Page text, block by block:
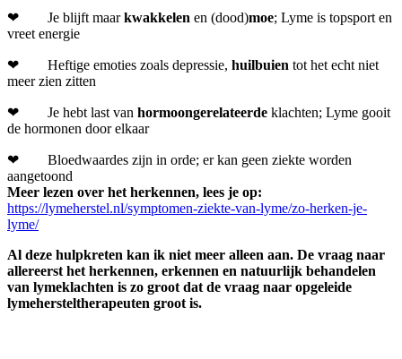
❤ Je blijft maarkwakkelen en (dood)moe; Lyme is topsport en
vreet energie
❤ Heftige emoties zoals depressie, huilbuien tot het echt niet
meer zien zitten
❤ Je hebt last van hormoongerelateerde klachten; Lyme gooit
de hormonen door elkaar
❤ Bloedwaardes zijn in orde; er kan geen ziekte worden
aangetoond
Meer lezen over het herkennen, lees je op:
https://lymeherstel.nl/symptomen-ziekte-van-lyme/zo-herken-je-
lyme/
Al deze hulpkreten kan ik niet meer alleen aan. De vraag naar
allereerst het herkennen, erkennen en natuurlijk behandelen
van lymeklachten is zo groot dat de vraag naar opgeleide
lymehersteltherapeuten groot is.